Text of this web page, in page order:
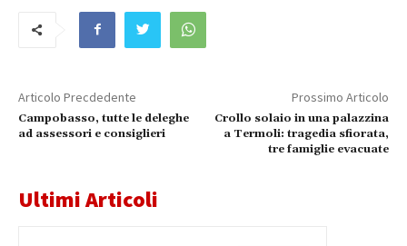
Articolo Precdedente
Campobasso, tutte le deleghe
ad assessori e consiglieri
Prossimo Articolo
Crollo solaio in una palazzina
a Termoli: tragedia sfiorata,
tre famiglie evacuate
Ultimi Articoli